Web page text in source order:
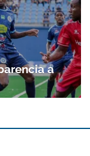
boletín.
ACEPTAR
a